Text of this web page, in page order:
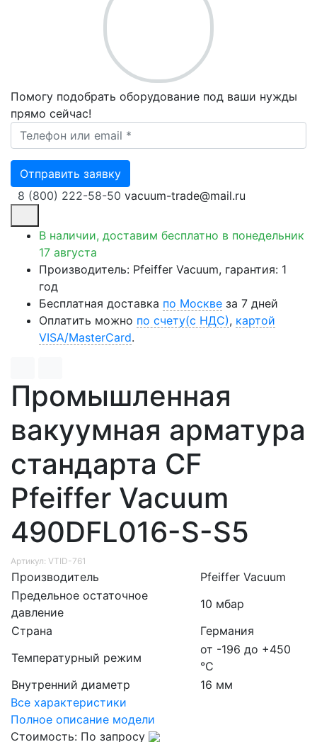
Помогу подобрать оборудование под ваши нужды
прямо сейчас!
Ваш телефон *
Отправить заявку
8 (800) 222-58-50 vacuum-trade@mail.ru
В наличии, доставим бесплатно в понедельник
17 августа
Производитель: Pfeiffer Vacuum, гарантия: 1
год
Бесплатная доставка по Москве за 7 дней
Оплатить можно по счету(с НДС), картой
VISA/MasterCard.
Промышленная
вакуумная арматура
стандарта CF
Pfeiffer Vacuum
490DFL016-S-S5
Артикул: VTID-761
Производитель
Pfeiffer Vacuum
Предельное остаточное
давление
10 мбар
Страна
Германия
Температурный режим
от -196 до +450
°С
Внутренний диаметр
16 мм
Все характеристики
Полное описание модели
Стоимость: По запросу